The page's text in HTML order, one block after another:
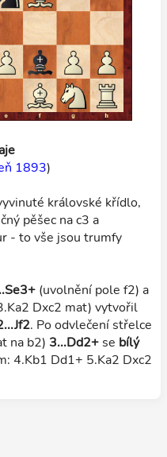
1893)
královské křídlo,
pěšec na c3 a
- to vše jsou trumfy
(uvolnění pole f2) a
Dxc2 mat) vytvořil
. Po odvlečení střelce
na b2) 3...Dd2+se bílý
4.Kb1 Dd1+ 5.Ka2 Dxc2